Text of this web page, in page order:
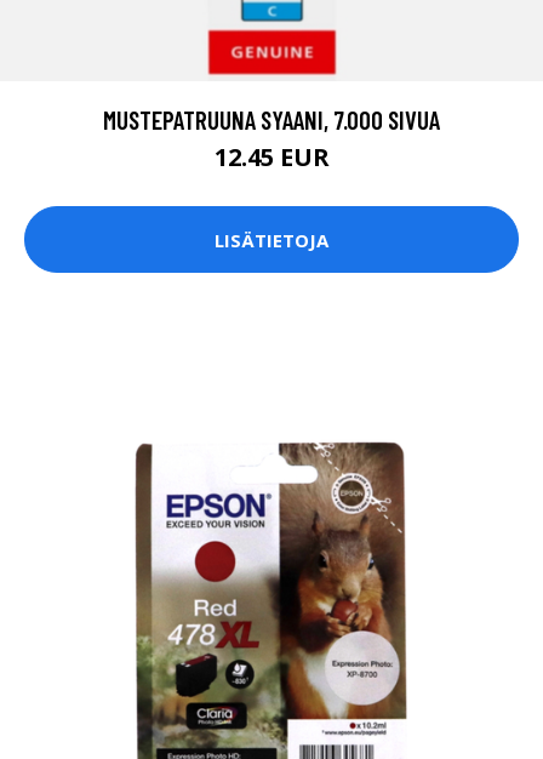
MUSTEPATRUUNA SYAANI, 7.000 SIVUA
12.45 EUR
LISÄTIETOJA